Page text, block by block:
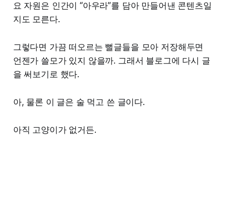
요 자원은 인간이 “아우라”를 담아 만들어낸 콘텐츠일
지도 모른다.
그렇다면 가끔 떠오르는 뻘글들을 모아 저장해두면
언젠가 쓸모가 있지 않을까. 그래서 블로그에 다시 글
을 써보기로 했다.
아, 물론 이 글은 술 먹고 쓴 글이다.
아직 고양이가 없거든.